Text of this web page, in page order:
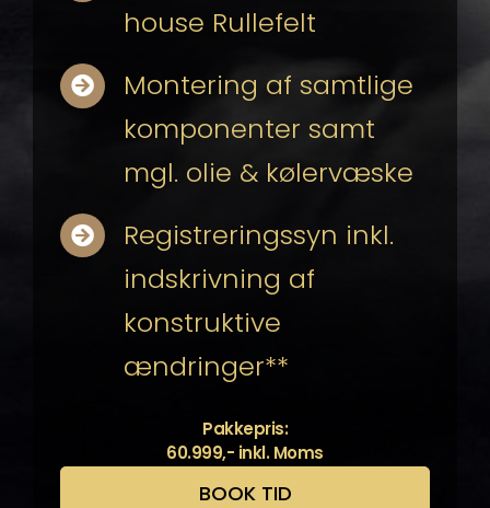
house Rullefelt
Montering af samtlige
komponenter samt
mgl. olie & kølervæske
Registreringssyn inkl.
indskrivning af
konstruktive
ændringer**
Pakkepris:
60.999,- inkl. Moms
BOOK TID